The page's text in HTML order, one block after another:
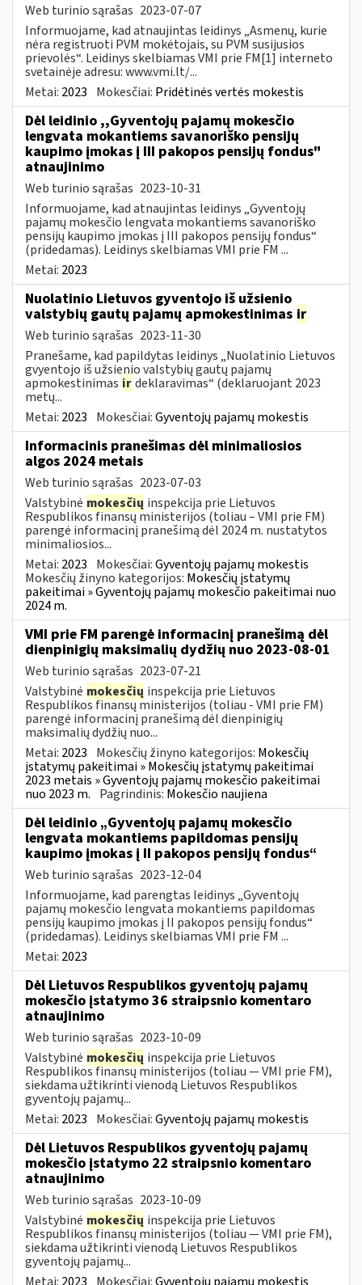
Web turinio sąrašas 2023-07-07
Informuojame, kad atnaujintas leidinys „Asmenų, kurie
nėra registruoti PVM mokėtojais, su PVM susijusios
prievolės“. Leidinys skelbiamas VMI prie FM[1] interneto
svetainėje adresu: www.vmi.lt/...
Metai: 2023 Mokesčiai: Pridėtinės vertės mokestis
Dėl leidinio ,,Gyventojų pajamų mokesčio
lengvata mokantiems savanoriško pensijų
kaupimo įmokas į III pakopos pensijų fondus"
atnaujinimo
Web turinio sąrašas 2023-10-31
Informuojame, kad atnaujintas leidinys „Gyventojų
pajamų mokesčio lengvata mokantiems savanoriško
pensijų kaupimo įmokas į III pakopos pensijų fondus“
(pridedamas). Leidinys skelbiamas VMI prie FM ...
Metai: 2023
Nuolatinio Lietuvos gyventojo iš užsienio
valstybių gautų pajamų apmokestinimas ir
Web turinio sąrašas 2023-11-30
Pranešame, kad papildytas leidinys „Nuolatinio Lietuvos
gvyentojo iš užsienio valstybių gautų pajamų
apmokestinimas irdeklaravimas“ (deklaruojant 2023
metų...
Metai: 2023 Mokesčiai:Gyventojų pajamų mokestis
Informacinis pranešimas dėl minimaliosios
algos 2024 metais
Web turinio sąrašas 2023-07-03
Valstybinė mokesčių inspekcija prie Lietuvos
Respublikos finansų ministerijos (toliau – VMI prie FM)
parengė informacinį pranešimą dėl 2024 m. nustatytos
minimaliosios...
Metai: 2023 Mokesčiai:Gyventojų pajamų mokestis
Mokesčių žinyno kategorijos: Mokesčių įstatymų
pakeitimai » Gyventojų pajamų mokesčio pakeitimai nuo
2024 m.
VMI prie FM parengė informacinį pranešimą dėl
dienpinigių maksimalių dydžių nuo 2023-08-01
Web turinio sąrašas 2023-07-21
Valstybinė mokesčių inspekcija prie Lietuvos
Respublikos finansų ministerijos (toliau - VMI prie FM)
parengė informacinį pranešimą dėl dienpinigių
maksimalių dydžių nuo...
Metai: 2023 Mokesčių žinyno kategorijos: Mokesčių
įstatymų pakeitimai » Mokesčių įstatymų pakeitimai
2023 metais » Gyventojų pajamų mokesčio pakeitimai
nuo 2023 m. Pagrindinis: Mokesčio naujiena
Dėl leidinio „Gyventojų pajamų mokesčio
lengvata mokantiems papildomas pensijų
kaupimo įmokas į II pakopos pensijų fondus“
Web turinio sąrašas 2023-12-04
Informuojame, kad parengtas leidinys „Gyventojų
pajamų mokesčio lengvata mokantiems papildomas
pensijų kaupimo įmokas į II pakopos pensijų fondus“
(pridedamas). Leidinys skelbiamas VMI prie FM ...
Metai: 2023
Dėl Lietuvos Respublikos gyventojų pajamų
mokesčio įstatymo 36 straipsnio komentaro
atnaujinimo
Web turinio sąrašas 2023-10-09
Valstybinė mokesčių inspekcija prie Lietuvos
Respublikos finansų ministerijos (toliau — VMI prie FM),
siekdama užtikrinti vienodą Lietuvos Respublikos
gyventojų pajamų...
Metai: 2023 Mokesčiai:Gyventojų pajamų mokestis
Dėl Lietuvos Respublikos gyventojų pajamų
mokesčio įstatymo 22 straipsnio komentaro
atnaujinimo
Web turinio sąrašas 2023-10-09
Valstybinė mokesčių inspekcija prie Lietuvos
Respublikos finansų ministerijos (toliau — VMI prie FM),
siekdama užtikrinti vienodą Lietuvos Respublikos
gyventojų pajamų...
Metai: 2023 Mokesčiai:Gyventojų pajamų mokestis